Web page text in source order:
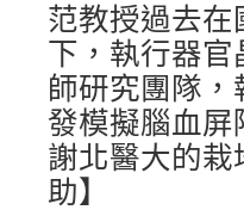
范教授過去
下，執行器
師研究團隊
發模擬腦血
謝北醫大的
助】